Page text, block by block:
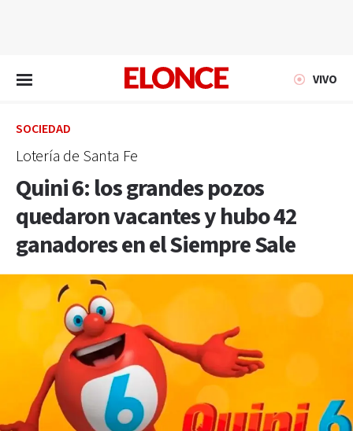
VIVO
SOCIEDAD
Lotería de Santa Fe
Quini 6: los grandes pozos
quedaron vacantes y hubo 42
ganadores en el Siempre Sale